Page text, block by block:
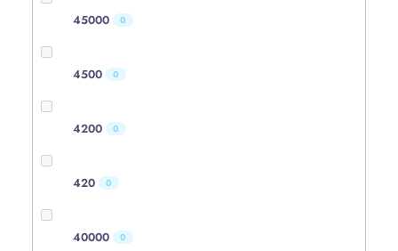
45000 0
4500 0
4200 0
420 0
40000 0